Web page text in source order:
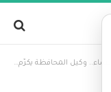
الفائزة في مسابقة روّاد الأمن السيبراني